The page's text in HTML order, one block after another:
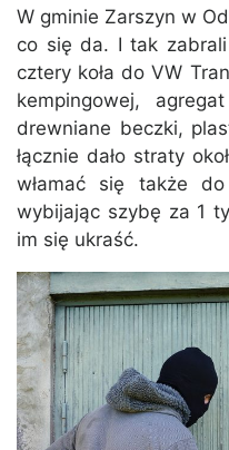
W gminie Zarszyn w
co się da. I tak
cztery koła do VW
kempingowej,
drewniane beczki,
łącznie dało straty
włamać się także
wybijając szybę za 1
im się ukraść.